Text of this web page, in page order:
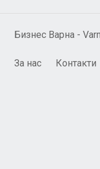
Бизнес Варна -
За нас Контакти